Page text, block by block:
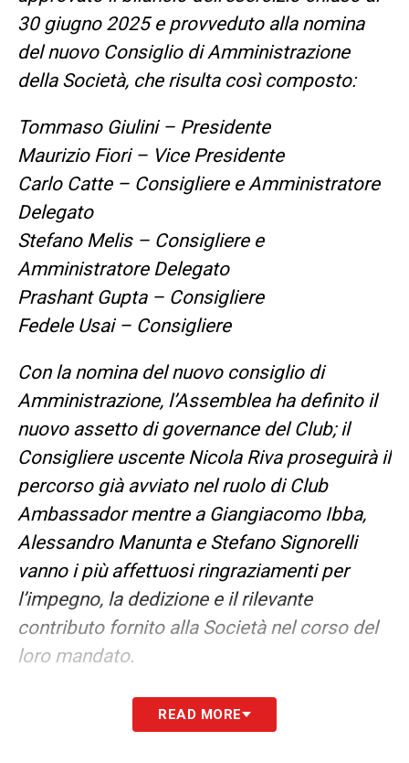
30 giugno 2025 e provveduto alla nomina
del nuovo Consiglio di Amministrazione
della Società, che risulta così composto:
Tommaso Giulini – Presidente
Maurizio Fiori – Vice Presidente
Carlo Catte – Consigliere e Amministratore
Delegato
Stefano Melis – Consigliere e
Amministratore Delegato
Prashant Gupta – Consigliere
Fedele Usai – Consigliere
Con la nomina del nuovo consiglio di
Amministrazione, l’Assemblea ha definito il
nuovo assetto di governance del Club; il
Consigliere uscente Nicola Riva proseguirà il
percorso già avviato nel ruolo di Club
Ambassador mentre a Giangiacomo Ibba,
Alessandro Manunta e Stefano Signorelli
vanno i più affettuosi ringraziamenti per
l’impegno, la dedizione e il rilevante
contributo fornito alla Società nel corso del
loro mandato.
L’Assemblea ha inoltre nominato per il
prossimo triennio il Collegio Sindacale,
READ MORE